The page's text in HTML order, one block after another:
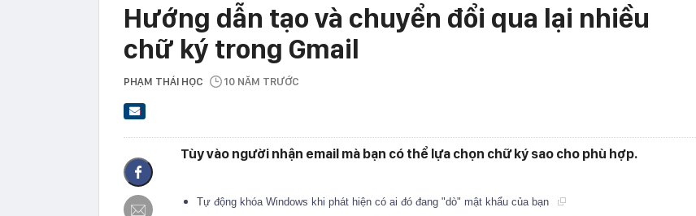
Hướng dẫn tạo và chuyển đổi qua lại nhiều
chữ ký trong Gmail
PHẠM THÁI HỌC 10 NĂM TRƯỚC
Tùy vào người nhận email mà bạn có thể lựa chọn chữ ký sao cho phù hợp.
Tự động khóa Windows khi phát hiện có ai đó đang "dò" mật khẩu của bạn